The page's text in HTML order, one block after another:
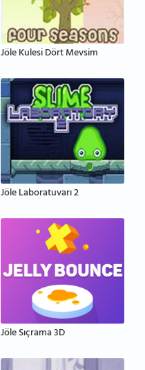
Jöle Kulesi Dört Mevsim
Jöle Laboratuvarı 2
Jöle Sıçrama 3D